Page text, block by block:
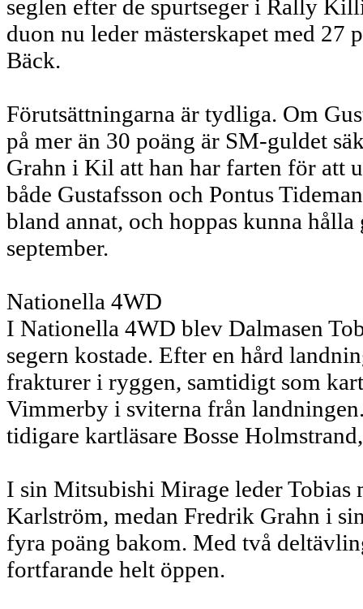
seglen efter de spurtseger i Rally
duon nu leder mästerskapet med
Bäck.
Förutsättningarna är tydliga. Om
på mer än 30 poäng är SM-guldet
Grahn i Kil att han har farten för att
både Gustafsson och Pontus
bland annat, och hoppas kunna
september.
Nationella 4WD
I Nationella 4WD blev Dalmasen
segern kostade. Efter en hård
frakturer i ryggen, samtidigt som
Vimmerby i sviterna från
tidigare kartläsare Bosse
I sin Mitsubishi Mirage leder Tobias
Karlström, medan Fredrik Grahn i
fyra poäng bakom. Med två
fortfarande helt öppen.